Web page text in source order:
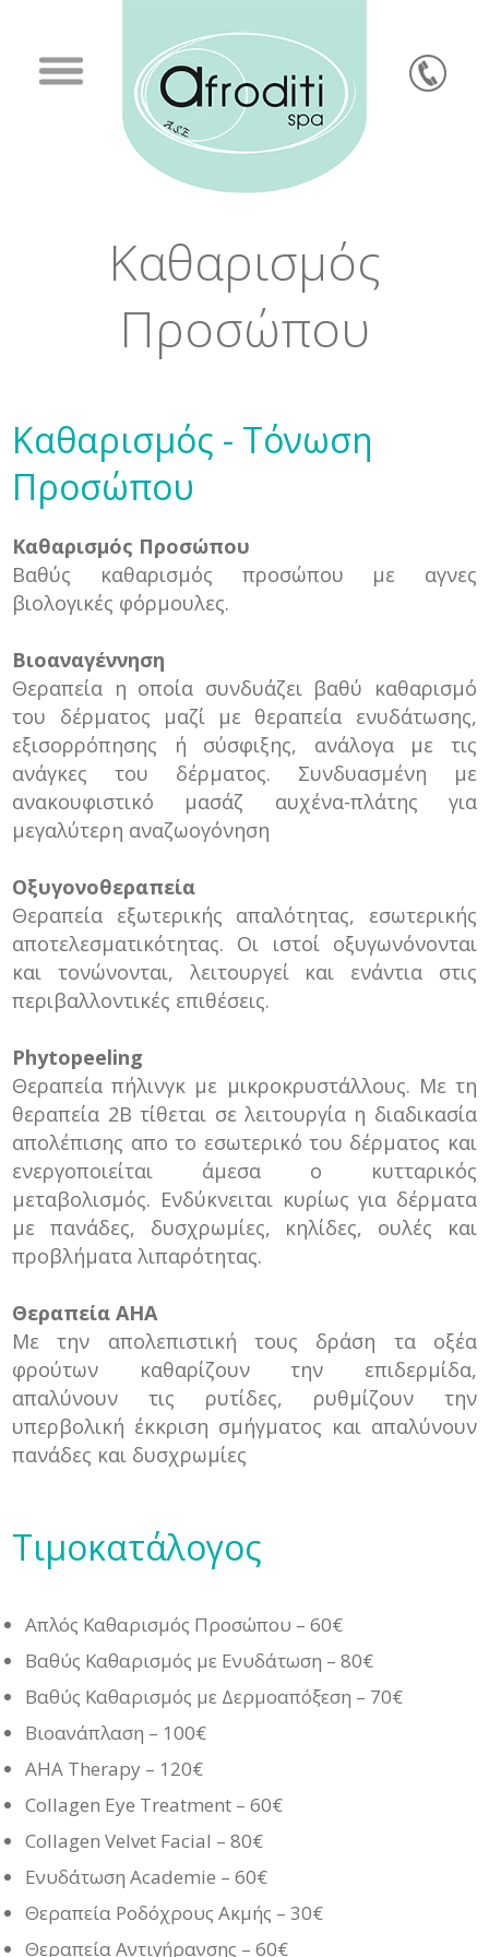
Καθαρισμός
Προσώπου
Καθαρισμός - Τόνωση
Προσώπου
Καθαρισμός Προσώπου
Βαθύς καθαρισμός προσώπου με αγνες
βιολογικές φόρμουλες.
Βιοαναγέννηση
Θεραπεία η οποία συνδυάζει βαθύ καθαρισμό
του δέρματος μαζί με θεραπεία ενυδάτωσης,
εξισορρόπησης ή σύσφιξης, ανάλογα με τις
ανάγκες του δέρματος. Συνδυασμένη με
ανακουφιστικό μασάζ αυχένα-πλάτης για
μεγαλύτερη αναζωογόνηση
Οξυγονοθεραπεία
Θεραπεία εξωτερικής απαλότητας, εσωτερικής
αποτελεσματικότητας. Οι ιστοί οξυγωνόνονται
και τονώνονται, λειτουργεί και ενάντια στις
περιβαλλοντικές επιθέσεις.
Phytopeeling
Θεραπεία πήλινγκ με μικροκρυστάλλους. Με τη
θεραπεία 2Β τίθεται σε λειτουργία η διαδικασία
απολέπισης απο το εσωτερικό του δέρματος και
ενεργοποιείται άμεσα ο κυτταρικός
μεταβολισμός. Ενδύκνειται κυρίως για δέρματα
με πανάδες, δυσχρωμίες, κηλίδες, ουλές και
προβλήματα λιπαρότητας.
Θεραπεία AHA
Με την απολεπιστική τους δράση τα οξέα
φρούτων καθαρίζουν την επιδερμίδα,
απαλύνουν τις ρυτίδες, ρυθμίζουν την
υπερβολική έκκριση σμήγματος και απαλύνουν
πανάδες και δυσχρωμίες
Τιμοκατάλογος
Απλός Καθαρισμός Προσώπου – 60€
Βαθύς Καθαρισμός με Ενυδάτωση – 80€
Βαθύς Καθαρισμός με Δερμοαπόξεση – 70€
Βιοανάπλαση – 100€
AHA Therapy – 120€
Collagen Eye Treatment – 60€
Collagen Velvet Facial – 80€
Ενυδάτωση Academie – 60€
Θεραπεία Ροδόχρους Ακμής – 30€
Θεραπεία Αντιγήρανσης – 60€